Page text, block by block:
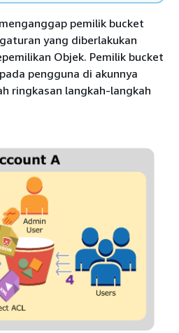
pemilik bucket
yang diberlakukan
Objek. Pemilik bucket
pengguna di akunnya
ringkasan langkah-langkah